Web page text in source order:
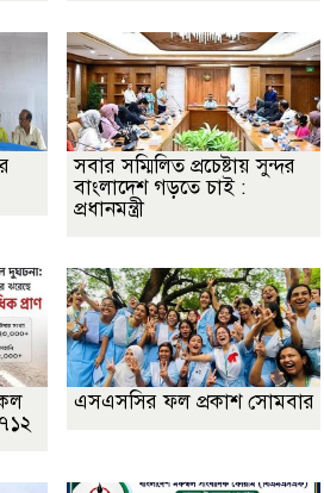
সবার সম্মিলিত প্রচেষ্টায় সুন্দর
বাংলাদেশ গড়তে চাই :
প্রধানমন্ত্রী
এসএসসির ফল প্রকাশ সোমবার